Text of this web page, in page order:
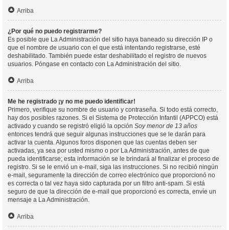
Arriba
¿Por qué no puedo registrarme?
Es posible que La Administración del sitio haya baneado su dirección IP o
que el nombre de usuario con el que está intentando registrarse, esté
deshabilitado. También puede estar deshabilitado el registro de nuevos
usuarios. Póngase en contacto con La Administración del sitio.
Arriba
Me he registrado ¡y no me puedo identificar!
Primero, verifique su nombre de usuario y contraseña. Si todo está correcto,
hay dos posibles razones. Si el Sistema de Protección Infantil (APPCO) está
activado y cuando se registró eligió la opción Soy menor de 13 años
entonces tendrá que seguir algunas instrucciones que se le darán para
activar la cuenta. Algunos foros disponen que las cuentas deben ser
activadas, ya sea por usted mismo o por La Administración, antes de que
pueda identificarse; esta información se le brindará al finalizar el proceso de
registro. Si se le envió un e-mail, siga las instrucciones. Si no recibió ningún
e-mail, seguramente la dirección de correo electrónico que proporcionó no
es correcta o tal vez haya sido capturada por un filtro anti-spam. Si está
seguro de que la dirección de e-mail que proporcionó es correcta, envíe un
mensaje a La Administración.
Arriba